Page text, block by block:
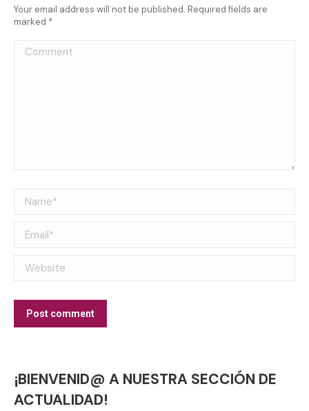
Your email address will not be published. Required fields are
marked *
Comment
Name *
Email *
Website
Post comment
¡BIENVENID@ A NUESTRA SECCIÓN DE
ACTUALIDAD!